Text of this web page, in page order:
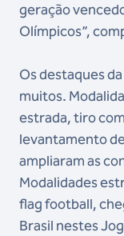
geração
Olímpicos”,
Os destaques
muitos.
estrada, tiro
levantamento
ampliaram as
Modalidades
flag football,
Brasil nestes